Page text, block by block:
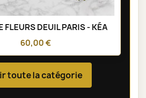
FLEURS DEUIL PARIS - KÉA
60,00 €
toute la catégorie